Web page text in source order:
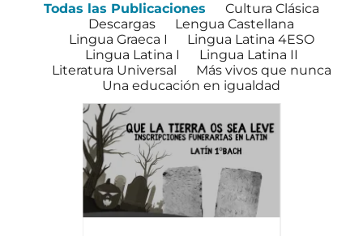
Todas las Publicaciones
Cultura Clásica
Descargas
Lengua Castellana
Lingua Graeca I
Lingua Latina 4ESO
Lingua Latina I
Lingua Latina II
Literatura Universal
Más vivos que nunca
Una educación en igualdad